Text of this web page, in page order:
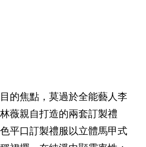
的焦點，莫過於全能藝人李
薇親自打造的兩套訂製禮
平口訂製禮服以立體馬甲式